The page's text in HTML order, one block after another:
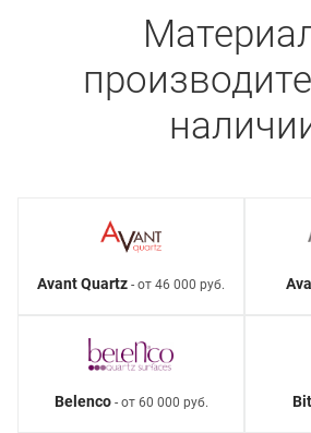
Avant Quartz - от 46 000 руб.
Belenco- от 60 000 руб.